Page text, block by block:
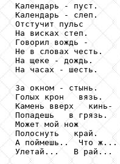
Календарь - пуст.
Календарь - слеп.
Отстучит пульс
На висках степ.
Говорил вождь -
Не в словах честь.
На щеке - дождь.
На часах - шесть.
За окном - стынь.
Голых крон   вязь.
Камень вверх   кинь-
Попадешь   в грязь.
Может мой нож
Полоснуть   край.
А поймешь..  Что ж...
Улетай...   В рай...